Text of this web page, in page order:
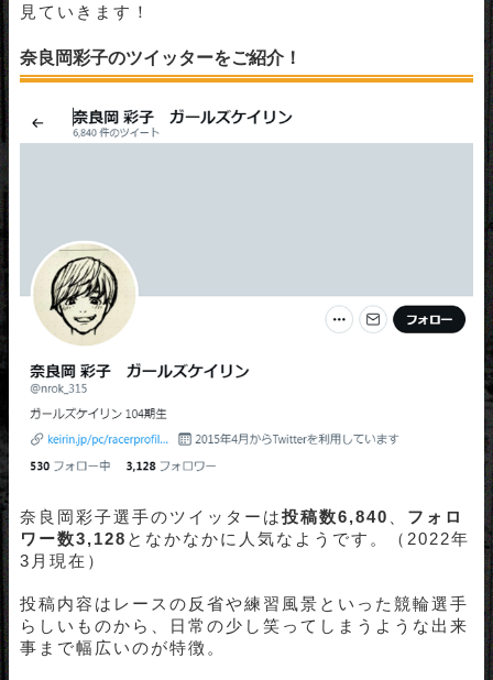
見ていきます！
奈良岡彩子のツイッターをご紹介！
奈良岡彩子選手のツイッターは投稿数6,840
フォロ
ワー数3,128 となかなかに人気なようです。（2022年
3月現在）
投稿内容はレースの反省や練習風景といった競輪選手
らしいものから、日常の少し笑ってしまうような出来
事まで幅広いのが特徴。